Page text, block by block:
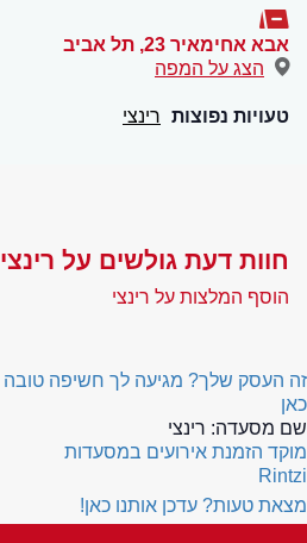
אבא אחימאיר 23 , תל אביב
הצג על המפה
טעויות נפוצות רינצי
חוות דעת גולשים על רינצי
הוסף המלצות על רינצי
זה העסק שלך? מגיעה לך חשיפה טובה
כאן
שם מסעדה: רינצי
מוקד הזמנת אירועים במסעדות
Rintzi
מצאת טעות? עדכן אותנו כאן!